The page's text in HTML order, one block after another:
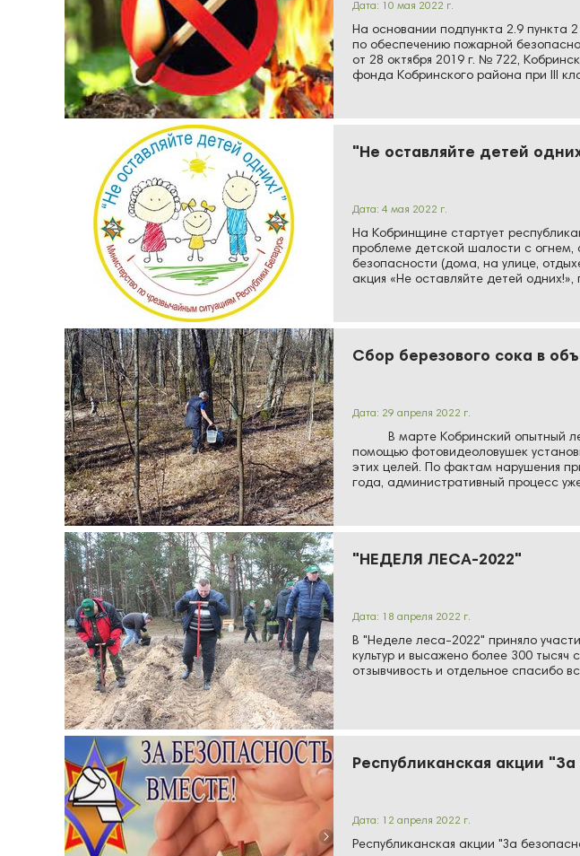
Дата: 10 мая 2022 г.
На основании подпункта 2.9 пункта
по обеспечению пожарной
от 28 октября 2019 г. № 722,
фонда Кобринского района при III
"Не оставляйте детей
Дата: 4 мая 2022 г.
На Кобринщине стартует
проблеме детской шалости с огнем,
безопасности (дома, на улице,
акция «Не оставляйте детей
Сбор березового сока в
Дата: 29 апреля 2022 г.
В марте Кобринский опытный
помощью фотовидеоловушек
этих целей. По фактам нарушения
года, административный процесс
"НЕДЕЛЯ ЛЕСА-2022"
Дата: 18 апреля 2022 г.
В "Неделе леса-2022" приняло
культур и высажено более 300
отзывчивость и отдельное спасибо
Республиканская акции
Дата: 12 апреля 2022 г.
Республиканская акции "За